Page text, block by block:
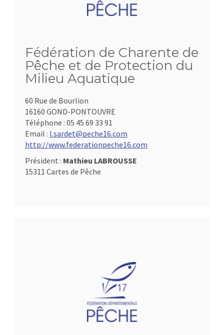
Fédération de Charente de
Pêche et de Protection du
Milieu Aquatique
60 Rue de Bourlion
16160 GOND-PONTOUVRE
Téléphone : 05 45 69 33 91
Email : l.sardet@peche16.com
http://www.federationpeche16.com
Président : Mathieu LABROUSSE
15311 Cartes de Pêche